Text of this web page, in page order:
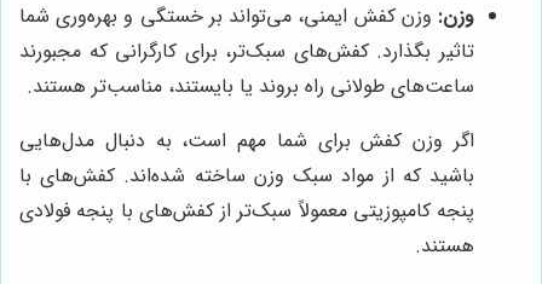
وزن: وزن کفش ایمنی، می‌تواند بر خستگی و بهره‌وری شما
تاثیر بگذارد. کفش‌های سبک‌تر، برای کارگرانی که مجبورند
ساعت‌های طولانی راه بروند یا بایستند، مناسب‌تر هستند.
اگر وزن کفش برای شما مهم است، به دنبال مدل‌هایی
باشید که از مواد سبک وزن ساخته شده‌اند. کفش‌های با
پنجه کامپوزیتی معمولاً سبک‌تر از کفش‌های با پنجه فولادی
هستند.